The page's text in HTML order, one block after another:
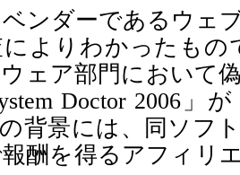
ンダーであるウェ
よりわかったもの
ェア部門において
Doctor 2006」
背景には、同ソフ
酬を得るアフィリ